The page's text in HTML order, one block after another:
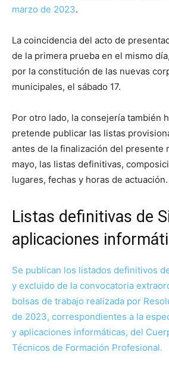
marzo de 2023.
La coincidencia del acto de
de la primera prueba en el mismo
por la constitución de las nuevas
municipales, el sábado 17.
Por otro lado, la consejería también
pretende publicar las listas
antes de la finalización del presente
mayo, las listas definitivas,
lugares, fechas y horas de actuación.
Listas definitivas de
aplicaciones
Se publican los listados definitivos
y excluido de la convocatoria
bolsas de trabajo realizada por
de 2023, correspondientes a la
y aplicaciones informáticas, del
Técnicos de Formación Profesional.